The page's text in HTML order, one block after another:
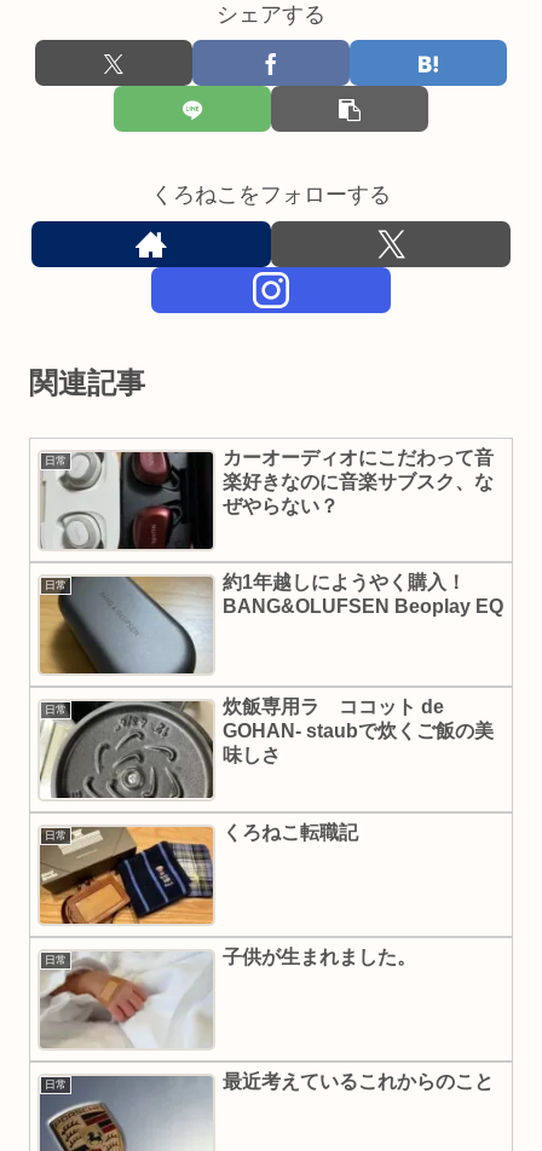
シェアする
くろねこをフォローする
関連記事
日常
カーオーディオにこだわって音
楽好きなのに音楽サブスク、な
ぜやらない？
日常
約1年越しにようやく購入！
BANG&OLUFSEN Beoplay EQ
日常
炊飯専用ラ ココット de
GOHAN- staubで炊くご飯の美
味しさ
日常 くろねこ転職記
日常 子供が生まれました。
日常 最近考えているこれからのこと